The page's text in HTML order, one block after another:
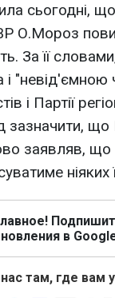
сьогодні, що
О.Мороз
За її
"невід'ємною
і Партії
зазначити, що
заявляв, що
ніяких
в
там, где вам